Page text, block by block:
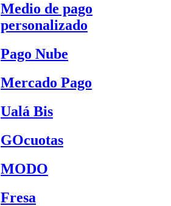
Medio de pago
personalizado
Pago Nube
Mercado Pago
Ualá Bis
GOcuotas
MODO
Fresa